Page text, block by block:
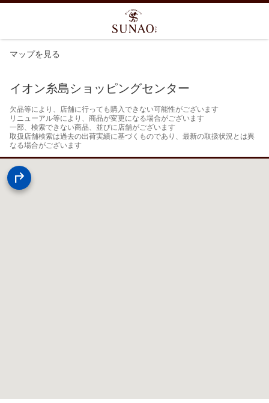
マップを見る
イオン糸島ショッピングセンター
欠品等により、店舗に行っても購入できない可能性がございます
リニューアル等により、商品が変更になる場合がございます
一部、検索できない商品、並びに店舗がございます
取扱店舗検索は過去の出荷実績に基づくものであり、最新の取扱状況とは異
なる場合がございます